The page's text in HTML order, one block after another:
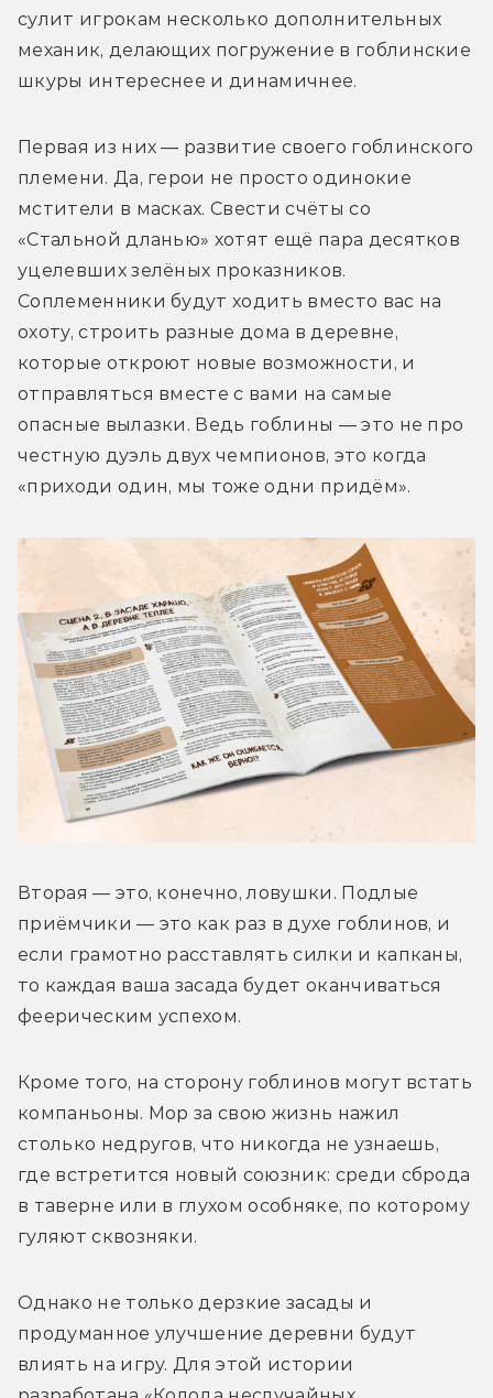
сулит игрокам несколько дополнительных
механик, делающих погружение в гоблинские
шкуры интереснее и динамичнее.
Первая из них — развитие своего гоблинского
племени. Да, герои не просто одинокие
мстители в масках. Свести счёты со
«Стальной дланью» хотят ещё пара десятков
уцелевших зелёных проказников.
Соплеменники будут ходить вместо вас на
охоту, строить разные дома в деревне,
которые откроют новые возможности, и
отправляться вместе с вами на самые
опасные вылазки. Ведь гоблины — это не про
честную дуэль двух чемпионов, это когда
«приходи один, мы тоже одни придём».
Вторая — это, конечно, ловушки. Подлые
приёмчики — это как раз в духе гоблинов, и
если грамотно расставлять силки и капканы,
то каждая ваша засада будет оканчиваться
феерическим успехом.
Кроме того, на сторону гоблинов могут встать
компаньоны. Мор за свою жизнь нажил
столько недругов, что никогда не узнаешь,
где встретится новый союзник: среди сброда
в таверне или в глухом особняке, по которому
гуляют сквозняки.
Однако не только дерзкие засады и
продуманное улучшение деревни будут
влиять на игру. Для этой истории